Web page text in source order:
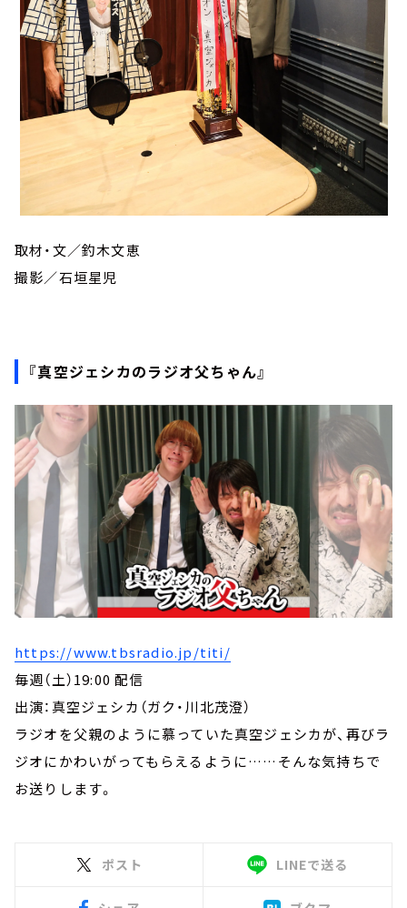
取材・文／釣木文恵
撮影／石垣星児
『真空ジェシカのラジオ父ちゃん』
https://www.tbsradio.jp/titi/
毎週（土）19:00 配信
出演：真空ジェシカ（ガク・川北茂澄）
ラジオを父親のように慕っていた真空ジェシカが、再びラ
ジオにかわいがってもらえるように……そんな気持ちで
お送りします。
ポスト LINEで送る